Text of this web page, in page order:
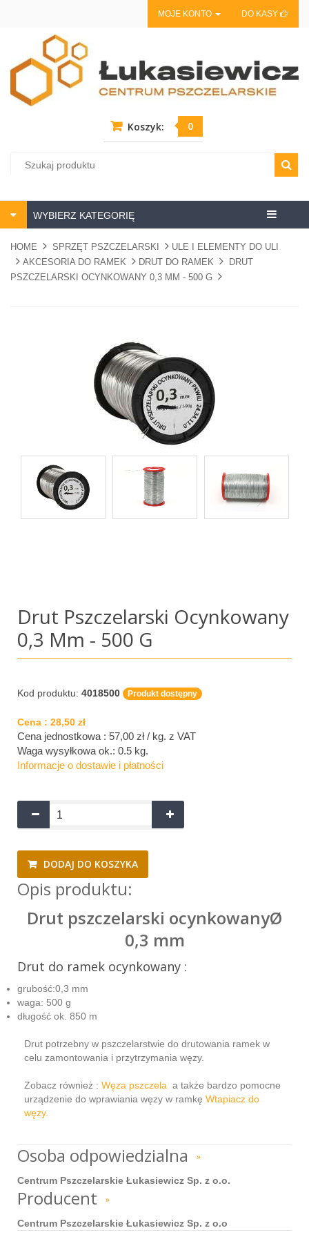
MOJE KONTO DO KASY
Koszyk: 0
Centrum
WYBIERZ KATEGORIĘ
HOME SPRZĘT PSZCZELARSKI
ULE I ELEMENTY DO ULI
AKCESORIA DO RAMEK
DRUT DO RAMEK
DRUT
PSZCZELARSKI OCYNKOWANY 0,3 MM - 500 G
Drut Pszczelarski Ocynkowany
0,3 Mm - 500 G
Kod produktu: 4018500 Produkt dostępny
Cena : 28,50 zł
Cena jednostkowa : 57,00 zł / kg. z VAT
Waga wysyłkowa ok.: 0.5 kg.
Informacje o dostawie i płatności
DODAJ DO KOSZYKA
Opis produktu:
Drut pszczelarski ocynkowanyØ
0,3 mm
Drut do ramek ocynkowany :
grubość:0,3 mm
waga: 500 g
długość ok. 850 m
Drut potrzebny w pszczelarstwie do drutowania ramek w
celu zamontowania i przytrzymania węzy.
Zobacz również : Węza pszczela a także bardzo pomocne
urządzenie do wprawiania węzy w ramkę Wtapiacz do
węzy.
Osoba odpowiedzialna »
Centrum Pszczelarskie Łukasiewicz Sp. z o.o.
Producent »
Centrum Pszczelarskie Łukasiewicz Sp. z o.o